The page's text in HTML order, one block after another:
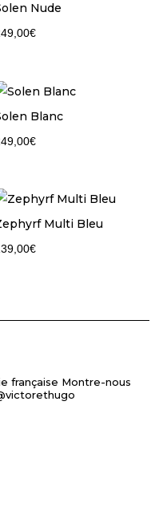
Nude
€
Blanc
€
Multi Bleu
€
française Montre-nous